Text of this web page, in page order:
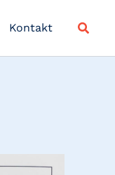
Kontakt Søg